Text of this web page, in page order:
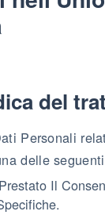
del
Personali
delle
Il